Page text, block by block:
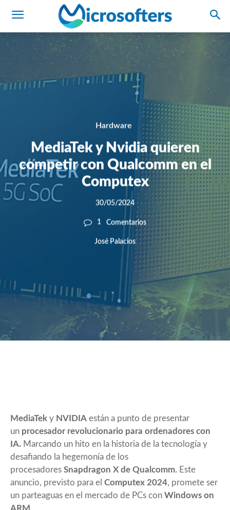
Hardware
MediaTek y Nvidia quieren
competir con Qualcomm en el
Computex
30/05/2024
1 Comentarios
José Palacios
MediaTek y NVIDIA están a punto de presentar
un procesador revolucionario para ordenadores con
IA. Marcando un hito en la historia de la tecnología y
desafiando la hegemonía de los
procesadores Snapdragon X de Qualcomm. Este
anuncio, previsto para el Computex 2024, promete ser
un parteaguas en el mercado de PCs con Windows on
ARM .